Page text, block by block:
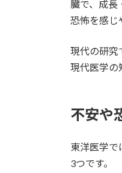
臓で、成長
恐怖を感じ
現代の研究
現代医学の
不安や
東洋医学で
3つです。